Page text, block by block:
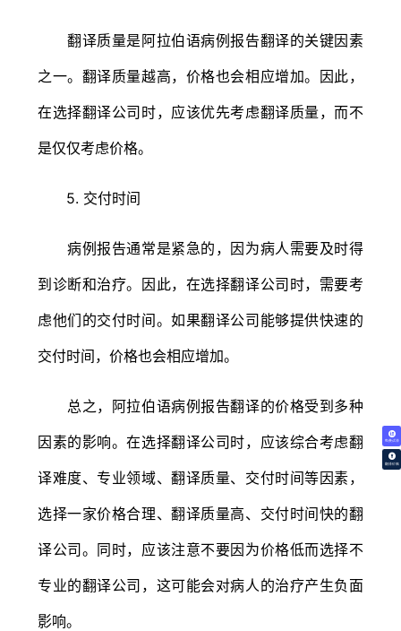
免费试译
翻译价格
翻译质量是阿拉伯语病例报告翻译的关键因素
之一。翻译质量越高，价格也会相应增加。因此，
在选择翻译公司时，应该优先考虑翻译质量，而不
是仅仅考虑价格。
5. 交付时间
病例报告通常是紧急的，因为病人需要及时得
到诊断和治疗。因此，在选择翻译公司时，需要考
虑他们的交付时间。如果翻译公司能够提供快速的
交付时间，价格也会相应增加。
总之，阿拉伯语病例报告翻译的价格受到多种
因素的影响。在选择翻译公司时，应该综合考虑翻
译难度、专业领域、翻译质量、交付时间等因素，
选择一家价格合理、翻译质量高、交付时间快的翻
译公司。同时，应该注意不要因为价格低而选择不
专业的翻译公司，这可能会对病人的治疗产生负面
影响。